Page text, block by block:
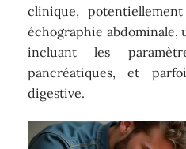
clinique,
échographie abdominale,
incluant les
pancréatiques, et
digestive.